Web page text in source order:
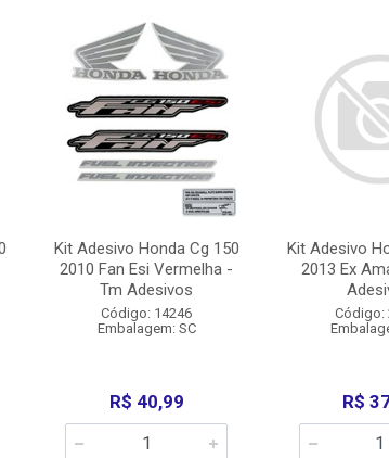
Kit Adesivo Honda Cg 150
2010 Fan Esi Vermelha -
Tm Adesivos
Código: 14246
Embalagem: SC
R$ 40,99
Kit Adesivo
2013 Ex
Código:
R$